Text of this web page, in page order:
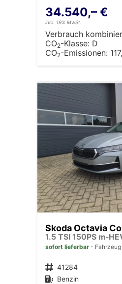
34.540,– €
incl. 19% MwSt.
Verbrauch
CO2-Klasse: D
CO2-Emissionen:
Skoda Octavia
sofort lieferbar
Fahrzeugnr. 41284
Kraftstoff Benzin